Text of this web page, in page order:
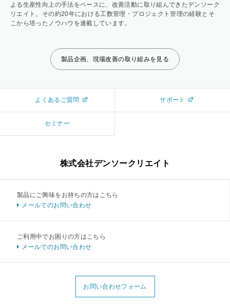
よる生産性向上の手法をベースに、改善活動に取り組んできたデンソーク
リエイト。その約20年における工数管理・プロジェクト管理の経験とそ
こから培ったノウハウを連載しています。
製品企画、現場改善の取り組みを見る
よくあるご質問 サポート
セミナー
株式会社デンソークリエイト
製品にご興味をお持ちの方はこちら
メールでのお問い合わせ
ご利用中でお困りの方はこちら
メールでのお問い合わせ
お問い合わせフォーム